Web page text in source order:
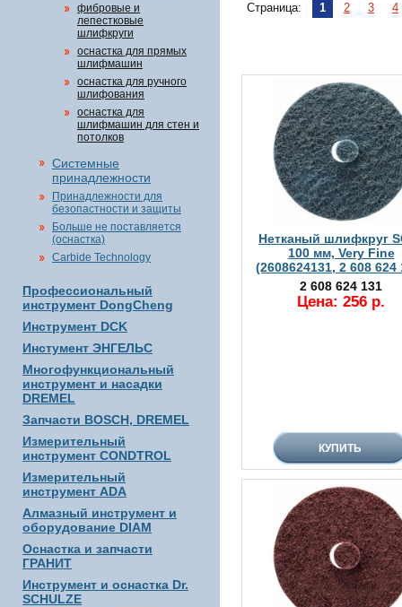
фибровые и
лепестковые
шлифкруги
оснастка для прямых
шлифмашин
оснастка для ручного
шлифования
оснастка для
шлифмашин для стен и
потолков
Системные
принадлежности
Принадлежности для
безопастности и защиты
Больше не поставляется
(оснастка)
Carbide Technology
Профессиональный
инструмент DongCheng
Инструмент DCK
Инстумент ЭНГЕЛЬС
Многофункциональный
инструмент и насадки
DREMEL
Запчасти BOSCH, DREMEL
Измерительный
инструмент CONDTROL
Измерительный
инструмент ADA
Алмазный инструмент и
оборудование DIAM
Оснастка и запчасти
ГРАНИТ
Инструмент и оснастка Dr.
SCHULZE
Страница: 1 2 3 4
Нетканый шлифкруг
100 мм, Very Fine
(2608624131, 2 608 624
2 608 624 131
Цена: 256 р.